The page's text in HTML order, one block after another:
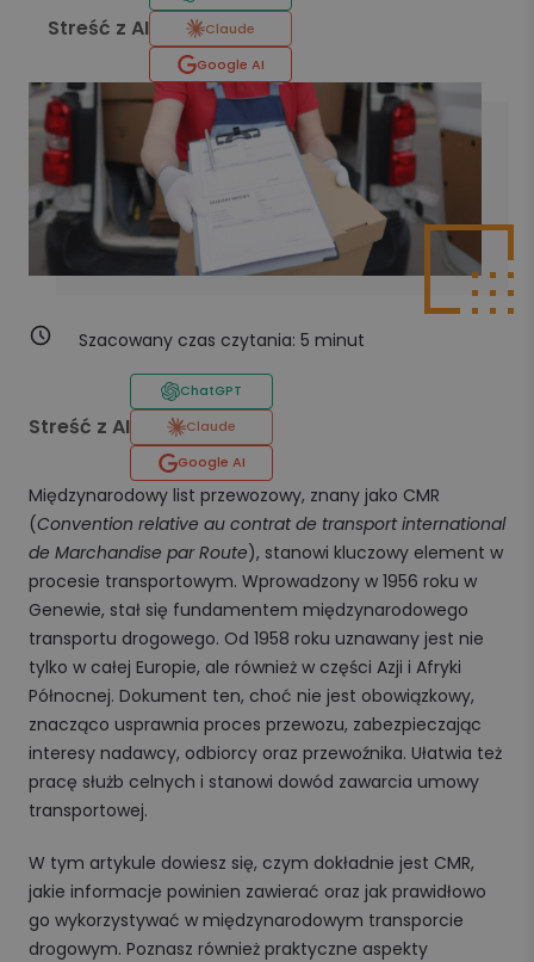
Streść z AI
Claude
Google AI
Szacowany czas czytania: 5 minut
Streść z AI
ChatGPT
Claude
Google AI
Międzynarodowy list przewozowy, znany jako CMR
(Convention relative au contrat de transport international
de Marchandise par Route), stanowi kluczowy element w
procesie transportowym. Wprowadzony w 1956 roku w
Genewie, stał się fundamentem międzynarodowego
transportu drogowego. Od 1958 roku uznawany jest nie
tylko w całej Europie, ale również w części Azji i Afryki
Północnej. Dokument ten, choć nie jest obowiązkowy,
znacząco usprawnia proces przewozu, zabezpieczając
interesy nadawcy, odbiorcy oraz przewoźnika. Ułatwia też
pracę służb celnych i stanowi dowód zawarcia umowy
transportowej.
W tym artykule dowiesz się, czym dokładnie jest CMR,
jakie informacje powinien zawierać oraz jak prawidłowo
go wykorzystywać w międzynarodowym transporcie
drogowym. Poznasz również praktyczne aspekty